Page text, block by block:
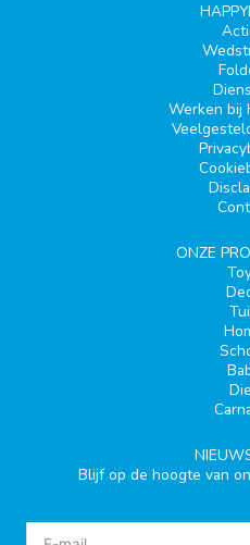
Werken bij
ONZE
Blijf op de hoogte van